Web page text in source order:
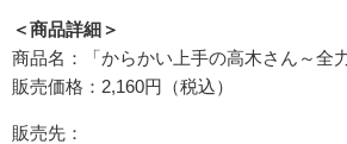
＜商品詳細＞
商品名：「からかい上手の高木さん～全
販売価格：2,160円（税込）
販売先：